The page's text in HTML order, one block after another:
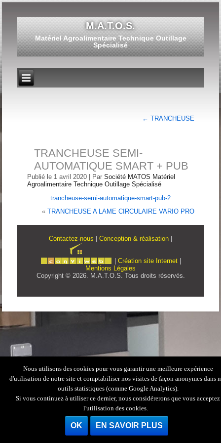
M.A.T.O.S.
Matériel Agroalimentaire Technique Outillage
Spécialisé
← TRANCHEUSE
TRANCHEUSE SEMI-
AUTOMATIQUE SMART + PUB
Publié le 1 avril 2020 Par Société MATOS Matériel
Agroalimentaire Technique Outillage Spécialisé
trancheuse-semi-automatique-smart-pub-2
« TRANCHEUSE A LAME CIRCULAIRE VARIO PRO
Contactez-nous Conception & réalisation
Création site Internet
Mentions Légales
Copyright © 2026. M.A.T.O.S. Tous droits réservés.
Nous utilisons des cookies pour vous garantir une meilleure expérience
d'utilisation de notre site et comptabiliser nos visites de façon anonymes dans
outils statistiques (comme Google Analytics).
Si vous continuez à utiliser ce dernier, nous considérerons que vous acceptez
l'utilisation des cookies.
OK EN SAVOIR PLUS